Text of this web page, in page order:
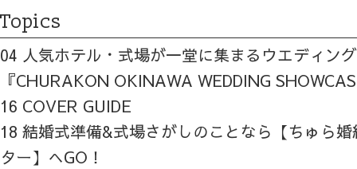
Topics
04 人気ホテル・式場が一堂に集まるウエディン
『CHURAKON OKINAWA WEDDING
16 COVER GUIDE
18 結婚式準備&式場さがしのことなら【ちゅら
ター】へGO！